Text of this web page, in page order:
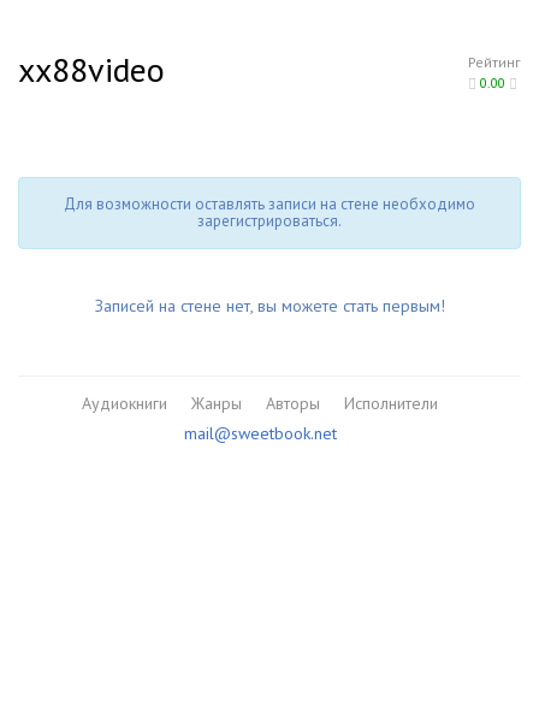
Рейтинг
0.00
xx88video
Для возможности оставлять записи на стене необходимо
зарегистрироваться.
Записей на стене нет, вы можете стать первым!
Аудиокниги Жанры Авторы
Исполнители
mail@sweetbook.net